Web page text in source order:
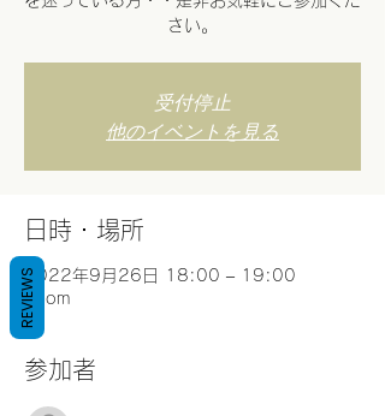
受付停止
他のイベントを見る
日時・場所
2022年9月26日 18:00 – 19:00
Zoom
参加者
REVIEWS